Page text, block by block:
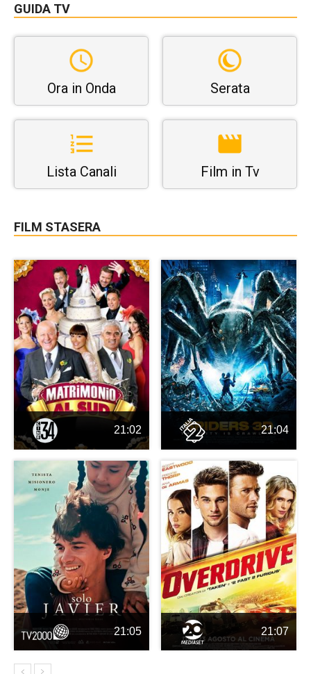
GUIDA TV
Ora in Onda Serata
Lista Canali Film in Tv
FILM STASERA
21:02 21:04
21:05 21:07